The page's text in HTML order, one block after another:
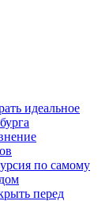
идеальное
по самому
перед